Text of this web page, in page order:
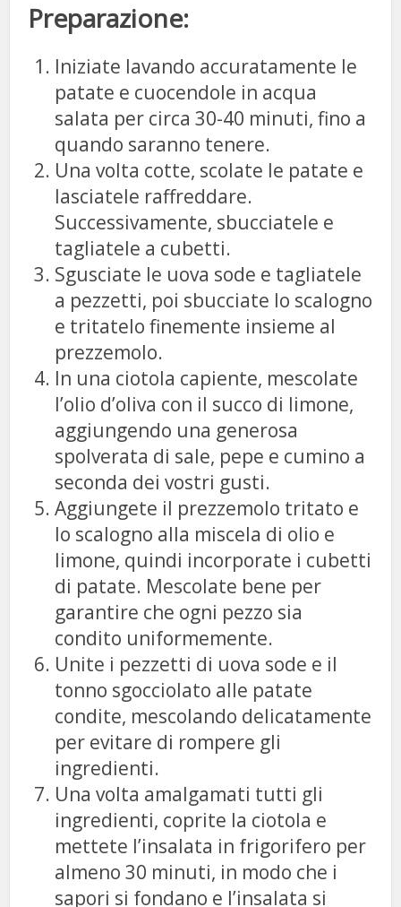
Preparazione:
Iniziate lavando accuratamente le
patate e cuocendole in acqua
salata per circa 30-40 minuti, fino a
quando saranno tenere.
Una volta cotte, scolate le patate e
lasciatele raffreddare.
Successivamente, sbucciatele e
tagliatele a cubetti.
Sgusciate le uova sode e tagliatele
a pezzetti, poi sbucciate lo scalogno
e tritatelo finemente insieme al
prezzemolo.
In una ciotola capiente, mescolate
l’olio d’oliva con il succo di limone,
aggiungendo una generosa
spolverata di sale, pepe e cumino a
seconda dei vostri gusti.
Aggiungete il prezzemolo tritato e
lo scalogno alla miscela di olio e
limone, quindi incorporate i cubetti
di patate. Mescolate bene per
garantire che ogni pezzo sia
condito uniformemente.
Unite i pezzetti di uova sode e il
tonno sgocciolato alle patate
condite, mescolando delicatamente
per evitare di rompere gli
ingredienti.
Una volta amalgamati tutti gli
ingredienti, coprite la ciotola e
mettete l’insalata in frigorifero per
almeno 30 minuti, in modo che i
sapori si fondano e l’insalata si